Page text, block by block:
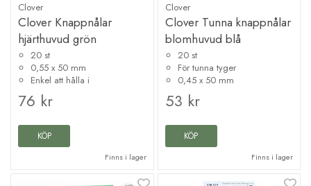
Clover
Clover Knappnålar
hjärthuvud grön
20 st
0,55 x 50 mm
Enkel att hålla i
76 kr
KÖP
Finns i lager
Clover
Clover Tunna knappnålar
blomhuvud blå
20 st
För tunna tyger
0,45 x 50 mm
53 kr
KÖP
Finns i lager